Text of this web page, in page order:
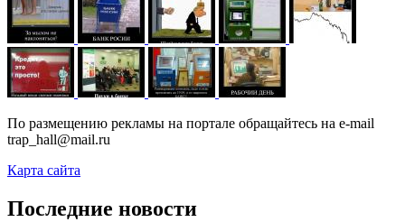
По размещению рекламы на портале обращайтесь на e-mail
trap_hall@mail.ru
Карта сайта
Последние новости